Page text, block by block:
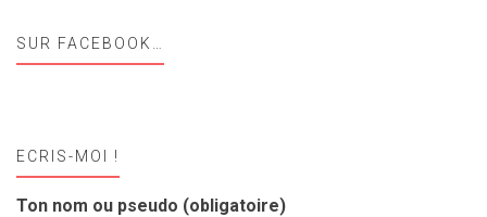
SUR FACEBOOK…
ECRIS-MOI !
Ton nom ou pseudo (obligatoire)